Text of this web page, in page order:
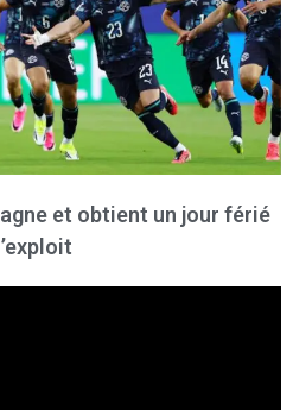
et obtient un jour férié